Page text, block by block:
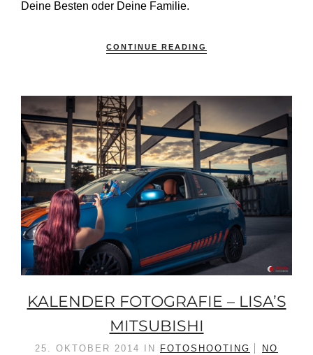
Deine Besten oder Deine Familie.
CONTINUE READING
KALENDER FOTOGRAFIE – LISA’S
MITSUBISHI
25. OKTOBER 2014 IN FOTOSHOOTING
NO